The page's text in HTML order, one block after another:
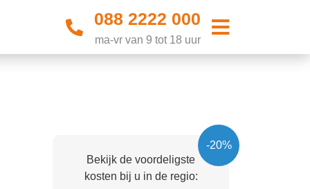
088 2222 000
ma-vr van 9 tot 18 uur
-20%
Bekijk de voordeligste
kosten bij u in de regio: